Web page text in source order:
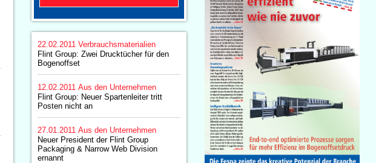
22.02.2011 Verbrauchsmaterialien
Flint Group: Zwei Drucktücher für den
Bogenoffset
12.02.2011 Aus den Unternehmen
Flint Group: Neuer Spartenleiter tritt
Posten nicht an
27.01.2011 Aus den Unternehmen
Neuer President der Flint Group
Packaging & Narrow Web Division
ernannt